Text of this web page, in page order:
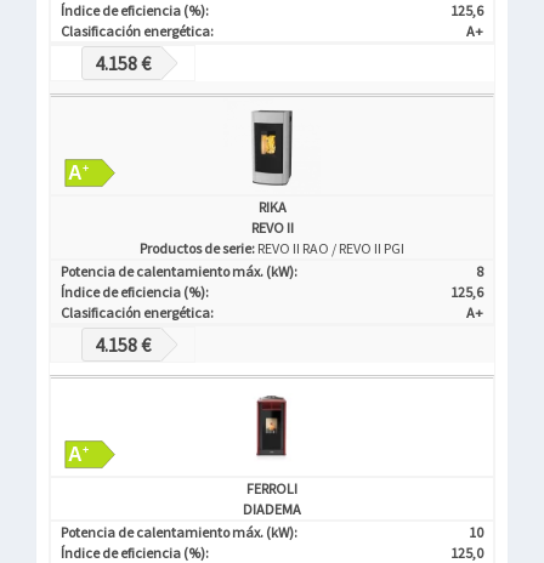
Índice de eficiencia (%):
125,6
Clasificación energética:
A+
4.158 €
RIKA
REVO II
Productos de serie: REVO II RAO / REVO II PGI
Potencia de calentamiento máx. (kW):
8
Índice de eficiencia (%):
125,6
Clasificación energética:
A+
4.158 €
FERROLI
DIADEMA
Potencia de calentamiento máx. (kW):
10
Índice de eficiencia (%):
125,0